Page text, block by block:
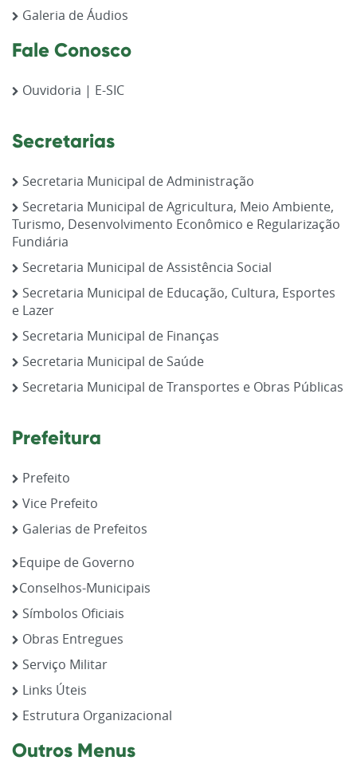
Galeria de Áudios
Fale Conosco
Ouvidoria | E-SIC
Secretarias
Secretaria Municipal de Administração
Secretaria Municipal de Agricultura, Meio Ambiente,
Turismo, Desenvolvimento Econômico e Regularização
Fundiária
Secretaria Municipal de Assistência Social
Secretaria Municipal de Educação, Cultura, Esportes
e Lazer
Secretaria Municipal de Finanças
Secretaria Municipal de Saúde
Secretaria Municipal de Transportes e Obras Públicas
Prefeitura
Prefeito
Vice Prefeito
Galerias de Prefeitos
Equipe de Governo
Conselhos-Municipais
Símbolos Oficiais
Obras Entregues
Serviço Militar
Links Úteis
Estrutura Organizacional
Outros Menus